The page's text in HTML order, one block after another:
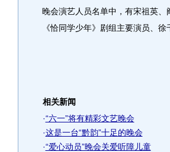
晚会演艺人员名单中，有宋祖英、
《恰同学少年》剧组主要演员、
相关新闻
·“六一”将有精彩文艺晚会
·这是一台“黔韵”十足的晚会
·“爱心动员”晚会关爱听障儿童